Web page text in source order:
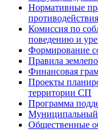
Нормативные
Комиссия по
поведению и
Формирование
Правила
Финансовая
Проекты
территории СП
Программа
Муниципальный
Общественные